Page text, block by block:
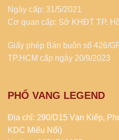
Ngày cấp: 31/5/2021
Cơ quan cấp: Sở KHĐT TP.
Giấy phép Bán buôn số 426/
TP.HCM cấp ngày 20/9/2023
PHỐ VANG LEGEND
Địa chỉ: 290/D15 Vạn Kiếp,
KDC Miếu Nổi)